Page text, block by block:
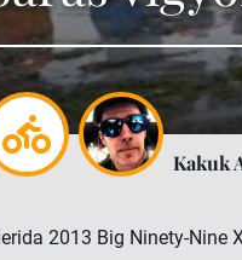
Kakuk
2013 Big Ninety-Nine